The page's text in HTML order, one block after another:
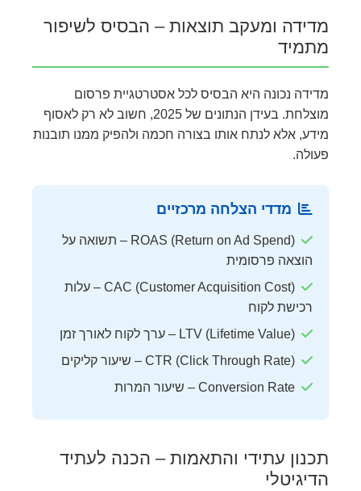
מדידה ומעקב תוצאות – הבסיס לשיפור
מתמיד
מדידה נכונה היא הבסיס לכל אסטרטגיית פרסום
מוצלחת. בעידן הנתונים של 2025, חשוב לא רק לאסוף
מידע, אלא לנתח אותו בצורה חכמה ולהפיק ממנו תובנות
פעולה.
מדדי הצלחה מרכזיים
ROAS (Return on Ad Spend) – תשואה על
הוצאה פרסומית
CAC (Customer Acquisition Cost) – עלות
רכישת לקוח
LTV (Lifetime Value) – ערך לקוח לאורך זמן
CTR (Click Through Rate) – שיעור קליקים
Conversion Rate – שיעור המרות
תכנון עתידי והתאמות – הכנה לעתיד
הדיגיטלי